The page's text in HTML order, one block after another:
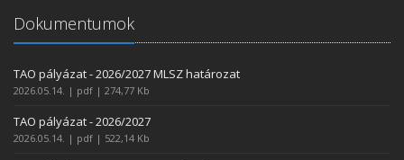
Dokumentumok
TAO pályázat - 2026/2027 MLSZ határozat
2026.05.14. | pdf | 274,77 Kb
TAO pályázat - 2026/2027
2026.05.14. | pdf | 522,14 Kb